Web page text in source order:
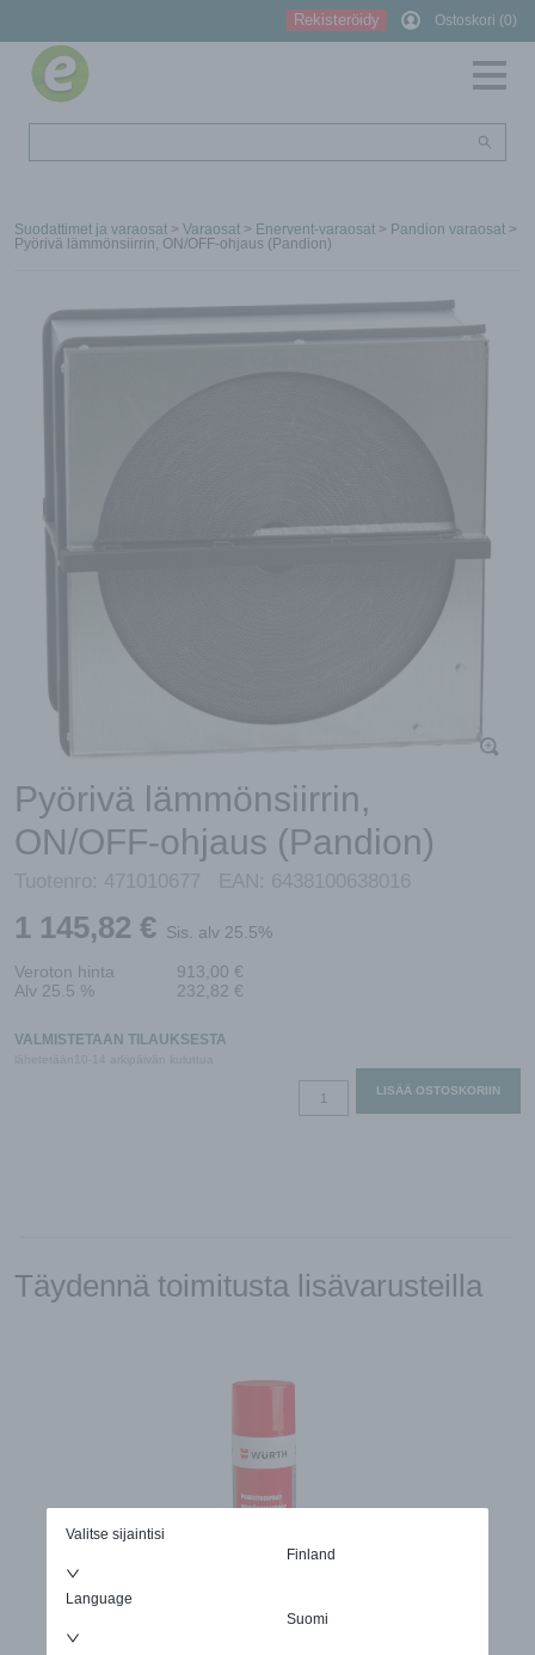
Valitse sijaintisi
Finland
Language
Suomi
Rekisteröidy Ostoskori (0)
Suodattimet ja varaosat > Varaosat > Enervent-varaosat > Pandion varaosat >
Pyörivä lämmönsiirrin, ON/OFF-ohjaus (Pandion)
Pyörivä lämmönsiirrin,
ON/OFF-ohjaus (Pandion)
Tuotenro: 471010677 EAN: 6438100638016
1 145,82 € Sis. alv 25.5%
Veroton hinta 913,00 €
Alv 25.5 %
232,82 €
VALMISTETAAN TILAUKSESTA
Pyörivä
lämmönsiirrin,
LISÄÄ OSTOSKORIIN
Täydennä toimitusta lisävarusteilla